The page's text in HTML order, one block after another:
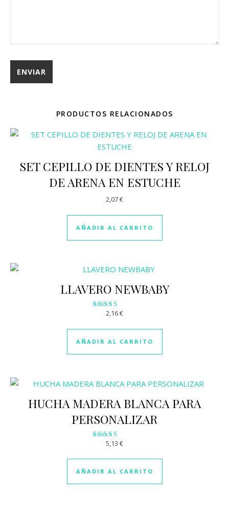
PRODUCTOS RELACIONADOS
SET CEPILLO DE DIENTES Y RELOJ
DE ARENA EN ESTUCHE
2,07€
AÑADIR AL CARRITO
LLAVERO NEWBABY
Valorado
3.05
de 5
2,16€
AÑADIR AL CARRITO
HUCHA MADERA BLANCA PARA
PERSONALIZAR
Valorado
3.10
de 5
5,13 €
AÑADIR AL CARRITO